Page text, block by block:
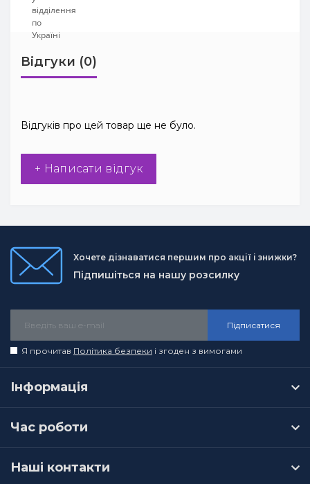
Відгуки (0)
Відгуків про цей товар ще не було.
+ Написати відгук
Хочете дізнаватися першим про акції і знижки?
Підпишіться на нашу розсилку
Підписатися
Я прочитав Політика безпеки і згоден з вимогами
Інформація
Час роботи
Наші контакти